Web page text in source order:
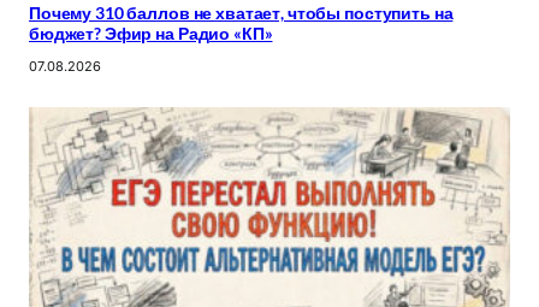
Почему 310 баллов не хватает, чтобы поступить на
бюджет? Эфир на Радио «КП»
07.08.2026